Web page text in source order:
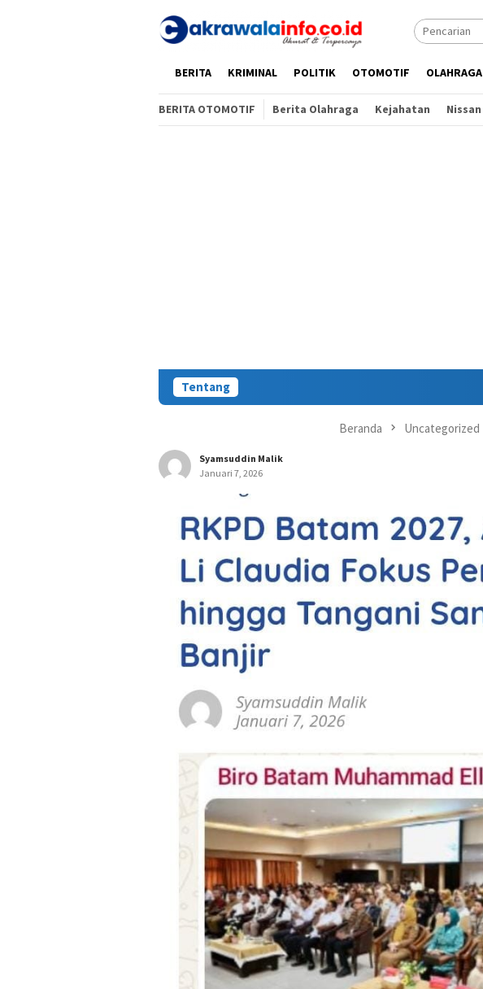
HOMEBERITA KRIMINAL POLITIK OTOMOTIF OLAHRAGA
BERITA OTOMOTIF Berita Olahraga Kejahatan Nissan
Tentang
Beranda Uncategorized
Syamsuddin Malik
Januari 7, 2026